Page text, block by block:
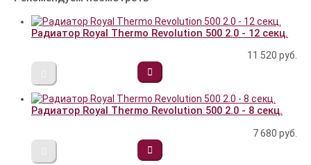
Радиатор Royal Thermo Revolution 500 2.0 - 12 секц.
11 520 руб.
Радиатор Royal Thermo Revolution 500 2.0 - 8 секц.
7 680 руб.